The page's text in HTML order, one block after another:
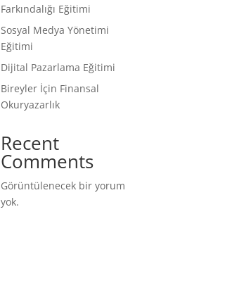
Farkındalığı Eğitimi
Sosyal Medya Yönetimi
Eğitimi
Dijital Pazarlama Eğitimi
Bireyler İçin Finansal
Okuryazarlık
Recent
Comments
Görüntülenecek bir yorum
yok.